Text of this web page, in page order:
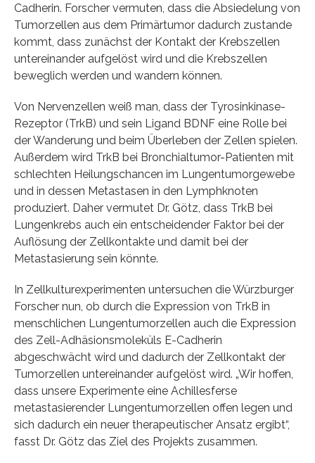
Cadherin. Forscher vermuten, dass die Absiedelung von
Tumorzellen aus dem Primärtumor dadurch zustande
kommt, dass zunächst der Kontakt der Krebszellen
untereinander aufgelöst wird und die Krebszellen
beweglich werden und wandern können.
Von Nervenzellen weiß man, dass der Tyrosinkinase-
Rezeptor (TrkB) und sein Ligand BDNF eine Rolle bei
der Wanderung und beim Überleben der Zellen spielen.
Außerdem wird TrkB bei Bronchialtumor-Patienten mit
schlechten Heilungschancen im Lungentumorgewebe
und in dessen Metastasen in den Lymphknoten
produziert. Daher vermutet Dr. Götz, dass TrkB bei
Lungenkrebs auch ein entscheidender Faktor bei der
Auflösung der Zellkontakte und damit bei der
Metastasierung sein könnte.
In Zellkulturexperimenten untersuchen die Würzburger
Forscher nun, ob durch die Expression von TrkB in
menschlichen Lungentumorzellen auch die Expression
des Zell-Adhäsionsmoleküls E-Cadherin
abgeschwächt wird und dadurch der Zellkontakt der
Tumorzellen untereinander aufgelöst wird. „Wir hoffen,
dass unsere Experimente eine Achillesferse
metastasierender Lungentumorzellen offen legen und
sich dadurch ein neuer therapeutischer Ansatz ergibt“,
fasst Dr. Götz das Ziel des Projekts zusammen.